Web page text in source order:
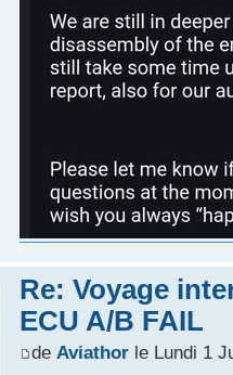
Re: Voyage
ECU A/B FAIL
de Aviathorle Lundi 1